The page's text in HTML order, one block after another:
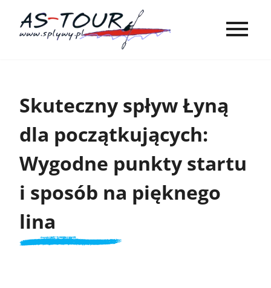
Skuteczny spływ Łyną
dla początkujących:
Wygodne punkty startu
i sposób na pięknego
lina